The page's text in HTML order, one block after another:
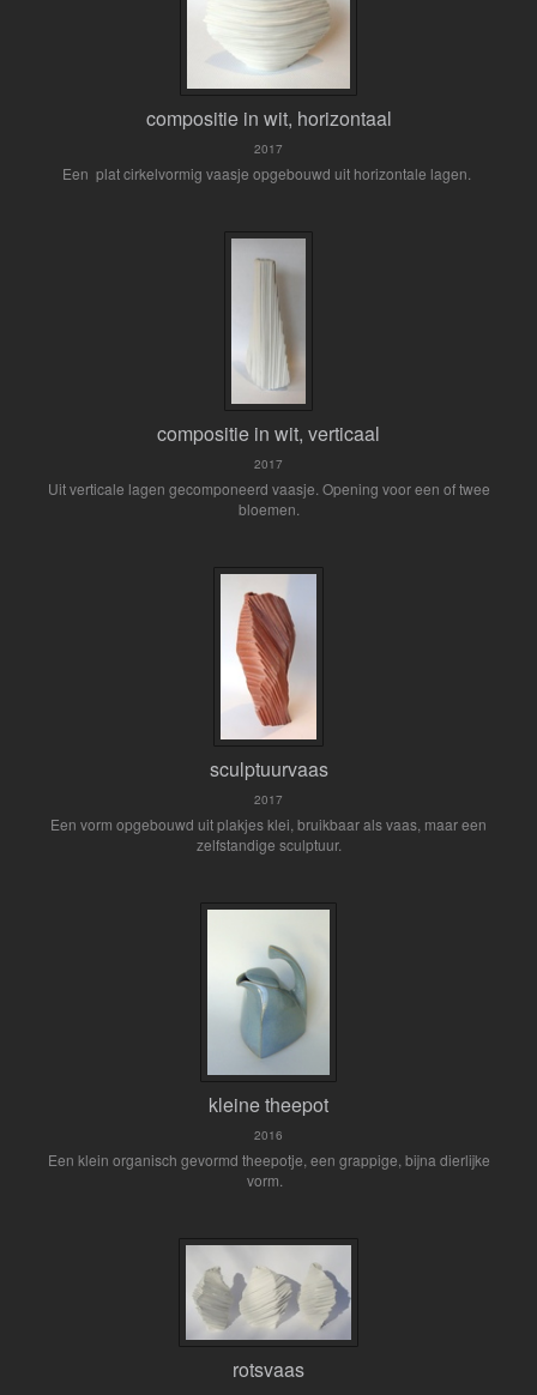
compositie in wit, horizontaal
2017
Een plat cirkelvormig vaasje opgebouwd uit horizontale lagen.
compositie in wit, verticaal
2017
Uit verticale lagen gecomponeerd vaasje. Opening voor een of twee
bloemen.
sculptuurvaas
2017
Een vorm opgebouwd uit plakjes klei, bruikbaar als vaas, maar een
zelfstandige sculptuur.
kleine theepot
2016
Een klein organisch gevormd theepotje, een grappige, bijna dierlijke
vorm.
rotsvaas